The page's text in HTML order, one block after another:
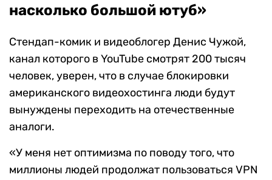
насколько большой ютуб»
Стендап-комик и видеоблогер Денис Чужой,
канал которого в YouTube смотрят 200 тысяч
человек, уверен, что в случае блокировки
американского видеохостинга люди будут
вынуждены переходить на отечественные
аналоги.
«У меня нет оптимизма по поводу того, что
миллионы людей продолжат пользоваться VPN